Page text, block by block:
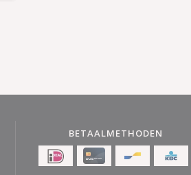
BETAALMETHODEN